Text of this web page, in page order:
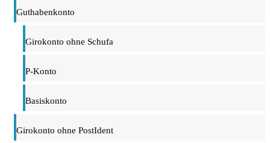
Guthabenkonto
Girokonto ohne Schufa
P-Konto
Basiskonto
Girokonto ohne PostIdent